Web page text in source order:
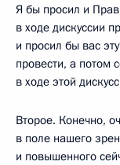
Я бы просил и
в ходе дискуссии
и просил бы вас
провести, а потом
в ходе этой
Второе. Конечно,
в поле нашего
и повышенного